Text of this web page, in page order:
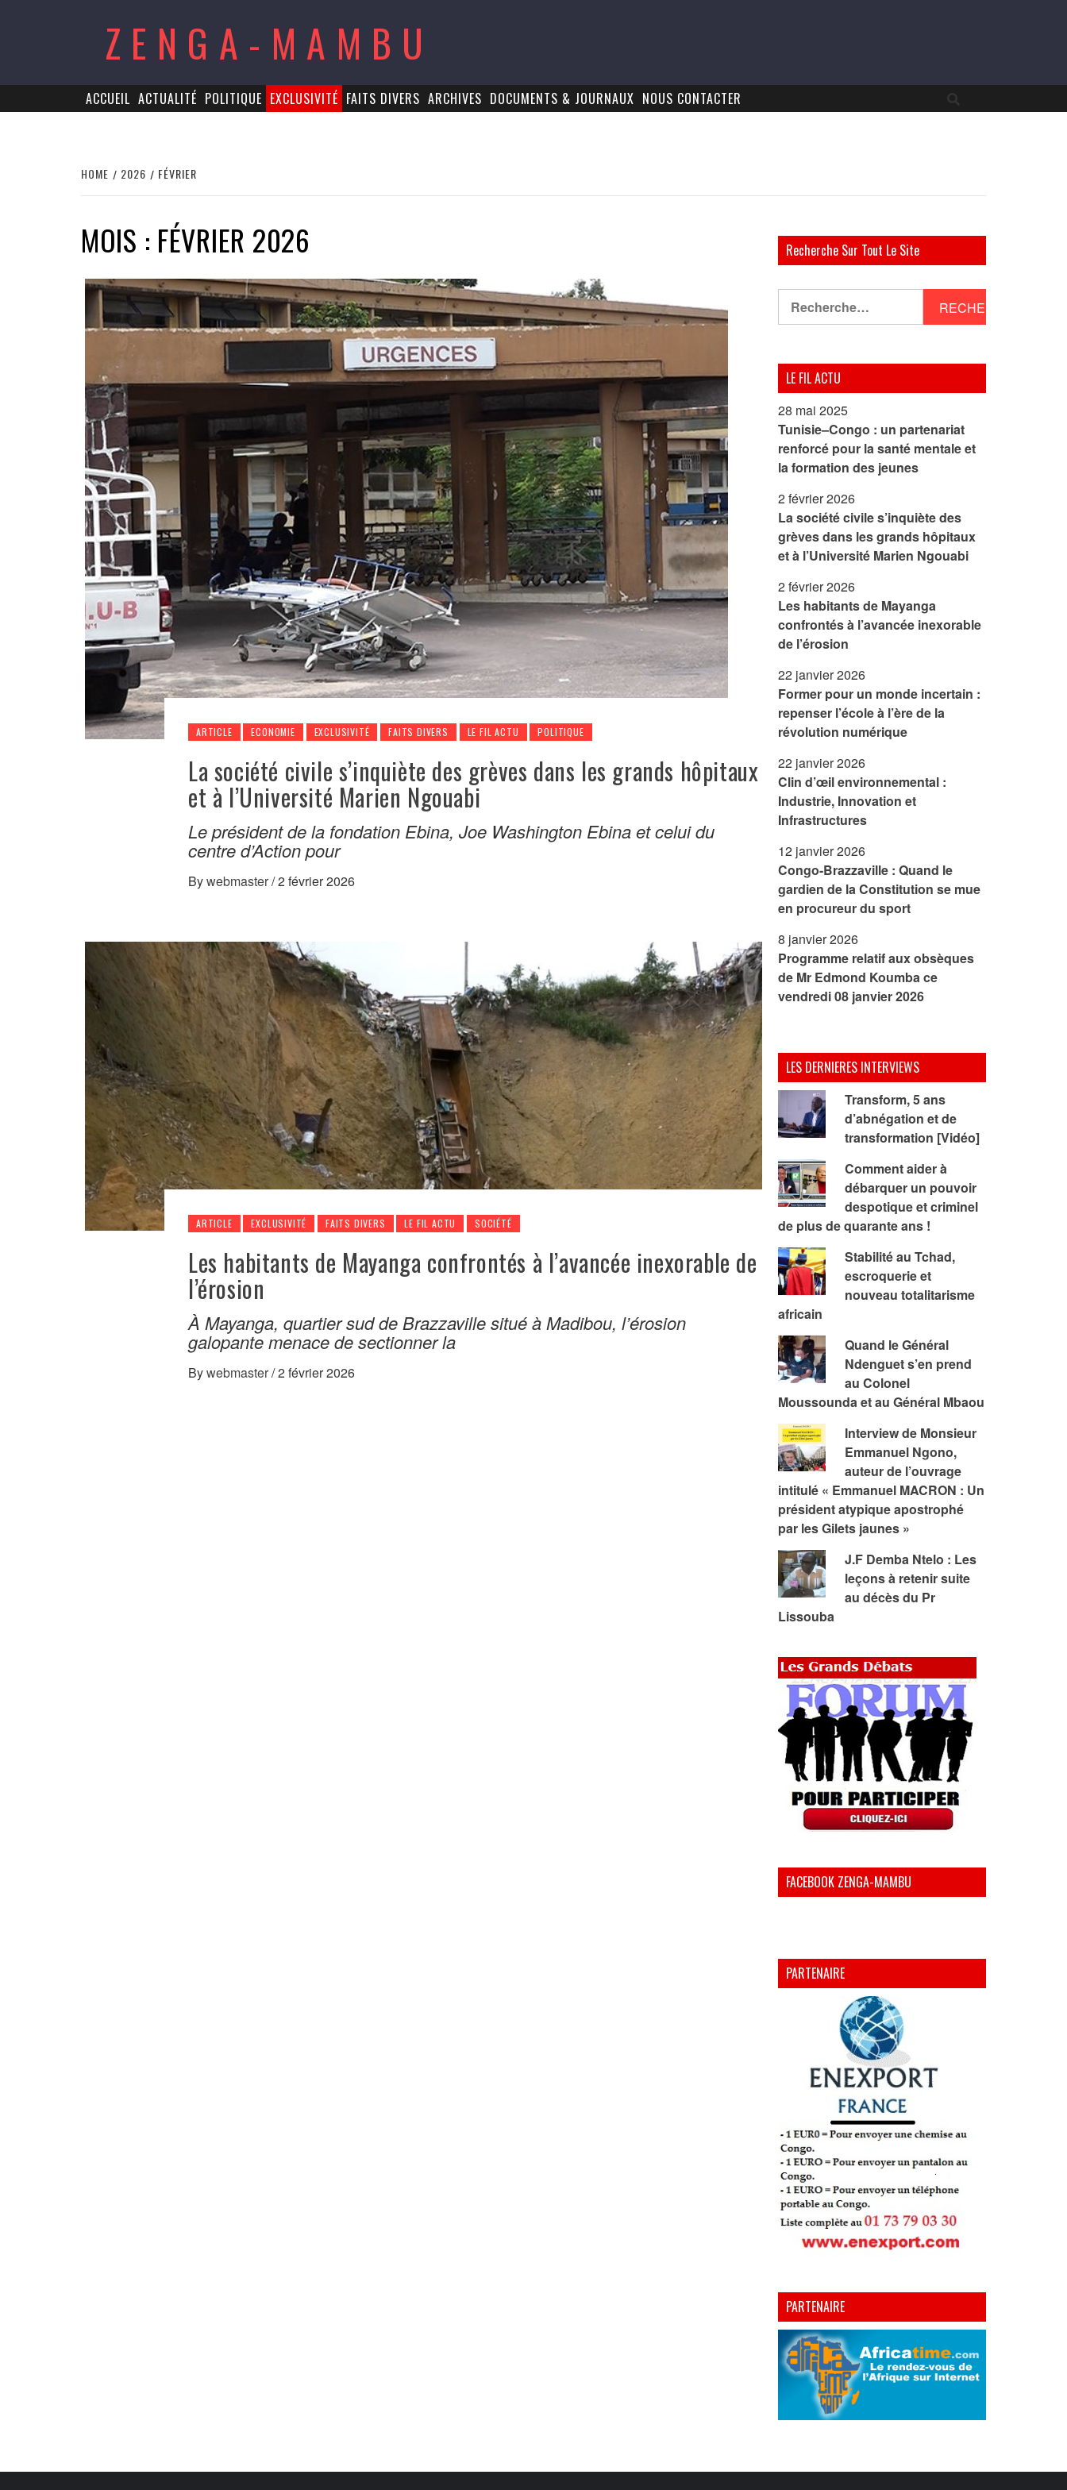
ZENGA-MAMBU
ACCUEIL ACTUALITÉ POLITIQUE EXCLUSIVITÉ FAITS DIVERS ARCHIVES DOCUMENTS & JOURNAUX NOUS CONTACTER
HOME 2026 FÉVRIER
MOIS : FÉVRIER 2026
ARTICLE ECONOMIE EXCLUSIVITÉ FAITS DIVERS LE FIL ACTU POLITIQUE
La société civile s’inquiète des grèves dans les grands hôpitaux
et à l’Université Marien Ngouabi
Le président de la fondation Ebina, Joe Washington Ebina et celui du
centre d’Action pour
Bywebmaster/2 février 2026
ARTICLE EXCLUSIVITÉ FAITS DIVERS LE FIL ACTU SOCIÉTÉ
Les habitants de Mayanga confrontés à l’avancée inexorable de
l’érosion
À Mayanga, quartier sud de Brazzaville situé à Madibou, l’érosion
galopante menace de sectionner la
Bywebmaster/2 février 2026
Recherche Sur Tout Le Site
LE FIL ACTU
28 mai 2025
Tunisie–Congo : un partenariat
renforcé pour la santé mentale et
la formation des jeunes
2 février 2026
La société civile s’inquiète des
grèves dans les grands hôpitaux
et à l’Université Marien Ngouabi
2 février 2026
Les habitants de Mayanga
confrontés à l’avancée inexorable
de l’érosion
22 janvier 2026
Former pour un monde incertain :
repenser l’école à l’ère de la
révolution numérique
22 janvier 2026
Clin d’œil environnemental :
Industrie, Innovation et
Infrastructures
12 janvier 2026
Congo-Brazzaville : Quand le
gardien de la Constitution se mue
en procureur du sport
8 janvier 2026
Programme relatif aux obsèques
de Mr Edmond Koumba ce
vendredi 08 janvier 2026
LES DERNIERES INTERVIEWS
Transform, 5 ans
d’abnégation et de
transformation [Vidéo]
Comment aider à
débarquer un pouvoir
despotique et criminel
de plus de quarante ans !
Stabilité au Tchad,
escroquerie et
nouveau totalitarisme
africain
Quand le Général
Ndenguet s’en prend
au Colonel
Moussounda et au Général Mbaou
Interview de Monsieur
Emmanuel Ngono,
auteur de l’ouvrage
intitulé « Emmanuel MACRON : Un
président atypique apostrophé
par les Gilets jaunes »
J.F Demba Ntelo : Les
leçons à retenir suite
au décès du Pr
Lissouba
FACEBOOK ZENGA-MAMBU
PARTENAIRE
PARTENAIRE